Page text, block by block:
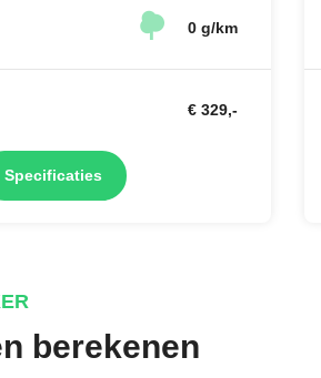
0 g/km
€ 329,-
Specificaties
berekenen